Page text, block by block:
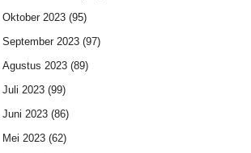
Oktober 2023(95)
September 2023(97)
Agustus 2023(89)
Juli 2023(99)
Juni 2023(86)
Mei 2023(62)